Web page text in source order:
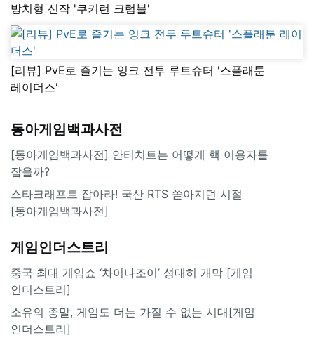
방치형 신작 '쿠키런 크럼블'
[리뷰] PvE로 즐기는 잉크 전투 루트슈터 '스플래툰
레이더스'
동아게임백과사전
[동아게임백과사전] 안티치트는 어떻게 핵 이용자를
잡을까?
스타크래프트 잡아라! 국산 RTS 쏟아지던 시절
[동아게임백과사전]
게임인더스트리
중국 최대 게임쇼 ‘차이나조이’ 성대히 개막 [게임
인더스트리]
소유의 종말, 게임도 더는 가질 수 없는 시대[게임
인더스트리]